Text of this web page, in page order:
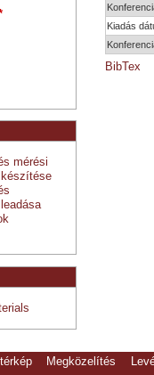
Kiadás
BibTex
mérési
Megközelítés